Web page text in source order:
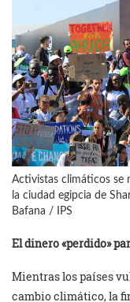
Activistas climáticos se
la ciudad egipcia de
Bafana / IPS
El dinero «perdido»
Mientras los países
cambio climático, la